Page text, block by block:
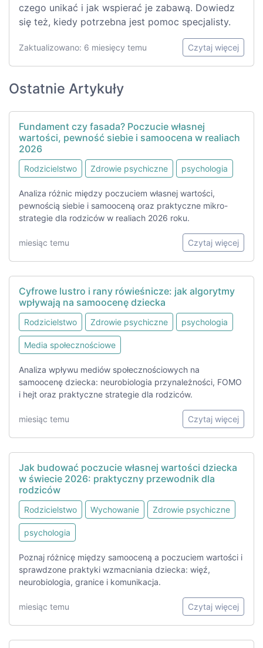
czego unikać i jak wspierać je zabawą. Dowiedz
się też, kiedy potrzebna jest pomoc specjalisty.
Zaktualizowano: 6 miesięcy temu Czytaj więcej
Ostatnie Artykuły
Fundament czy fasada? Poczucie własnej
wartości, pewność siebie i samoocena w realiach
2026
Rodzicielstwo Zdrowie psychiczne psychologia
Analiza różnic między poczuciem własnej wartości,
pewnością siebie i samooceną oraz praktyczne mikro-
strategie dla rodziców w realiach 2026 roku.
miesiąc temu Czytaj więcej
Cyfrowe lustro i rany rówieśnicze: jak algorytmy
wpływają na samoocenę dziecka
Rodzicielstwo Zdrowie psychiczne psychologia
Media społecznościowe
Analiza wpływu mediów społecznościowych na
samoocenę dziecka: neurobiologia przynależności, FOMO
i hejt oraz praktyczne strategie dla rodziców.
miesiąc temu Czytaj więcej
Jak budować poczucie własnej wartości dziecka
w świecie 2026: praktyczny przewodnik dla
rodziców
Rodzicielstwo Wychowanie Zdrowie psychiczne
psychologia
Poznaj różnicę między samooceną a poczuciem wartości i
sprawdzone praktyki wzmacniania dziecka: więź,
neurobiologia, granice i komunikacja.
miesiąc temu Czytaj więcej